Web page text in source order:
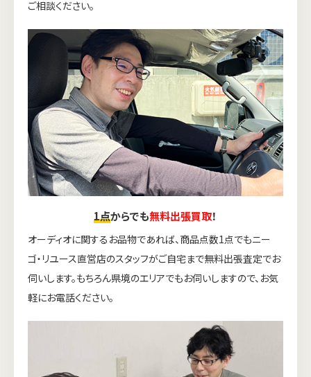
ご相談ください。
1点からでも無料出張買取！
オーディオに関するお品物であれば、商品点数1点でもニー
ゴ・リユース直営店のスタッフがご自宅まで無料出張査定でお
伺いします。もちろん県境のエリアでもお伺いしますので、お気
軽にお電話ください。